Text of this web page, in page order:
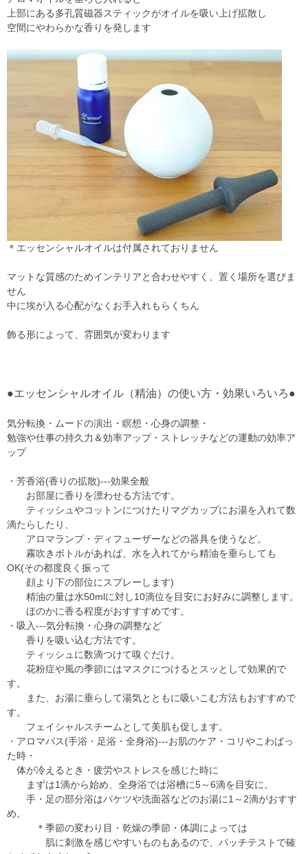
上部にある多孔質磁器スティックがオイルを吸い上げ拡散し
空間にやわらかな香りを発します
＊エッセンシャルオイルは付属されておりません
マットな質感のためインテリアと合わせやすく、置く場所を選びま
せん
中に埃が入る心配がなくお手入れもらくちん
飾る形によって、雰囲気が変わります
●エッセンシャルオイル（精油）の使い方・効果いろいろ●
気分転換・ムードの演出・瞑想・心身の調整・
勉強や仕事の持久力＆効率アップ・ストレッチなどの運動の効率ア
ップ
・芳香浴(香りの拡散)---効果全般
お部屋に香りを漂わせる方法です。
ティッシュやコットンにつけたりマグカップにお湯を入れて数
滴たらしたり、
アロマランプ・ディフューザーなどの器具を使うなど。
霧吹きボトルがあれば、水を入れてから精油を垂らしても
OK(その都度良く振って
顔より下の部位にスプレーします)
精油の量は水50mlに対し10滴位を目安にお好みに調整します。
ほのかに香る程度がおすすすめです。
・吸入---気分転換・心身の調整など
香りを吸い込む方法です。
ティッシュに数滴つけて嗅ぐだけ。
花粉症や風の季節にはマスクにつけるとスッとして効果的で
す。
また、お湯に垂らして湯気とともに吸いこむ方法もおすすめで
す。
フェイシャルスチームとして美肌も促します。
・アロマバス(手浴・足浴・全身浴)---お肌のケア・コリやこわばっ
た時・
体が冷えるとき・疲労やストレスを感じた時に
まずは1滴から始め、全身浴では浴槽に5～6滴を目安に。
手・足の部分浴はバケツや洗面器などのお湯に1～2滴がおすす
め。
＊季節の変わり目・乾燥の季節・体調によっては
肌に刺激を感じやすいものもあるので、パッチテストで確